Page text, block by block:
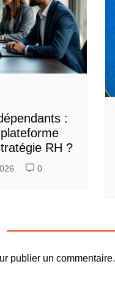
:
RH ?
0
publier un commentaire.